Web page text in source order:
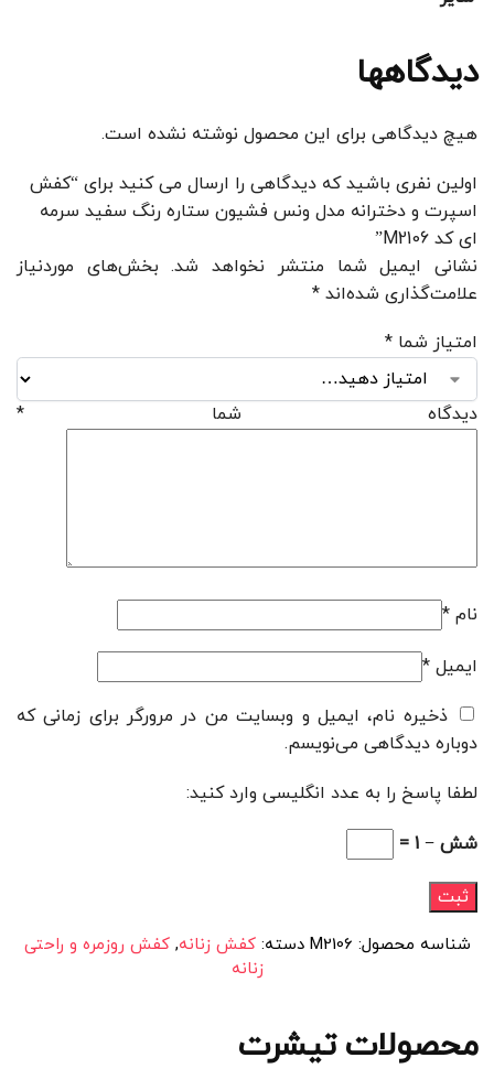
دیدگاهها
هیچ دیدگاهی برای این محصول نوشته نشده است.
اولین نفری باشید که دیدگاهی را ارسال می کنید برای “کفش
اسپرت و دخترانه مدل ونس فشیون ستاره رنگ سفید سرمه
ای کد M2106”
نشانی ایمیل شما منتشر نخواهد شد. بخش‌های موردنیاز
علامت‌گذاری شده‌اند *
امتیاز شما *
دیدگاه شما *
نام *
ایمیل *
ذخیره نام، ایمیل و وبسایت من در مرورگر برای زمانی که
دوباره دیدگاهی می‌نویسم.
لطفا پاسخ را به عدد انگلیسی وارد کنید:
شش − 1 =
شناسه محصول: M2106 دسته:کفش زنانه,کفش روزمره و راحتی
زنانه
محصولات تیشرت